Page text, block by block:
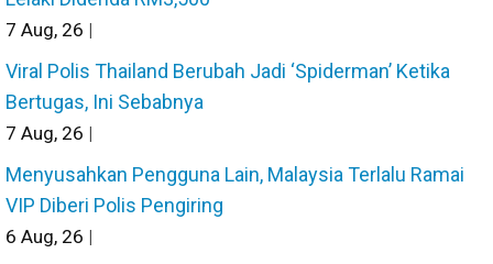
7 Aug, 26 |
Viral Polis Thailand Berubah Jadi ‘Spiderman’ Ketika
Bertugas, Ini Sebabnya
7 Aug, 26 |
Menyusahkan Pengguna Lain, Malaysia Terlalu Ramai
VIP Diberi Polis Pengiring
6 Aug, 26 |